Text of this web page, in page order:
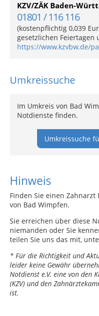
KZV/ZÄK Baden-
01801 / 116 116
(kostenpflichtig 0,039
gesetzlichen Feiertagen
https://www.kzvbw.de/
Umkreissuche
Im Umkreis von Bad
Notdienste finden.
Umkreissuche
Hinweis
Finden Sie einen
von Bad Wimpfen.
Sie erreichen über diese
niemanden oder Sie
teilen Sie uns das mit,
* Für die Richtigkeit und
leider keine Gewähr
Notdienst e.V. eine von den
(KZV) und den
ist.